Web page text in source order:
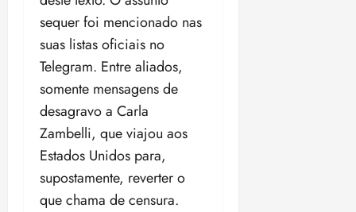
sequer foi mencionado nas
suas listas oficiais no
Telegram. Entre aliados,
somente mensagens de
desagravo a Carla
Zambelli, que viajou aos
Estados Unidos para,
supostamente, reverter o
que chama de censura.